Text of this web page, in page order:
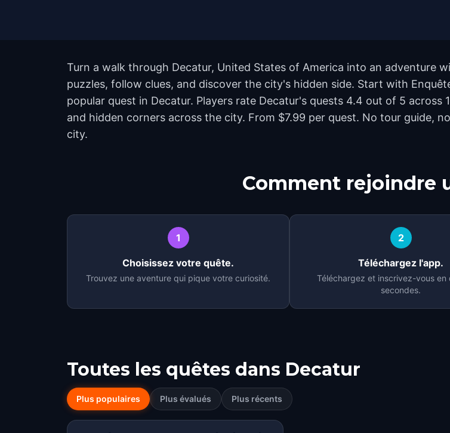
Turn a walk through Decatur, United States of America into an adventure
puzzles, follow clues, and discover the city's hidden side. Start with
popular quest in Decatur. Players rate Decatur's quests 4.4 out of 5
and hidden corners across the city. From $7.99 per quest. No tour guide,
city.
Comment rejoindre
1
Choisissez votre quête.
Trouvez une aventure qui pique votre curiosité.
2
Téléchargez l'app.
Téléchargez et inscrivez-vous en
secondes.
Toutes les quêtes dans Decatur
Plus populaires Plus évalués Plus récents